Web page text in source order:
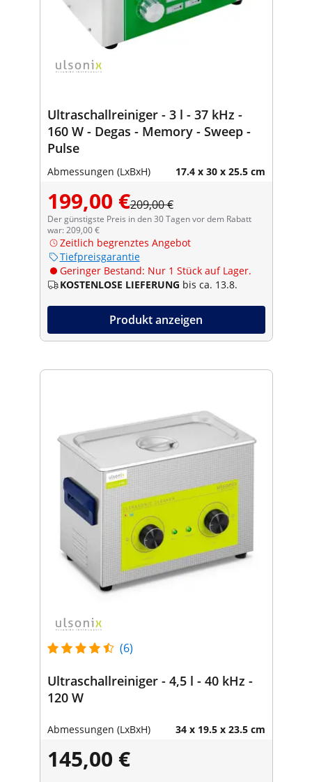
Ultraschallreiniger - 3 l - 37 kHz -
160 W - Degas - Memory - Sweep -
Pulse
Abmessungen (LxBxH) 17.4 x 30 x 25.5 cm
199,00 €209,00 €
Der günstigste Preis in den 30 Tagen vor dem Rabatt
war: 209,00 €
Zeitlich begrenztes Angebot
Tiefpreisgarantie
Geringer Bestand: Nur 1 Stück auf Lager.
KOSTENLOSE LIEFERUNG bis ca. 13.8.
Produkt anzeigen
(6)
Ultraschallreiniger - 4,5 l - 40 kHz -
120 W
Abmessungen (LxBxH) 34 x 19.5 x 23.5 cm
145,00 €